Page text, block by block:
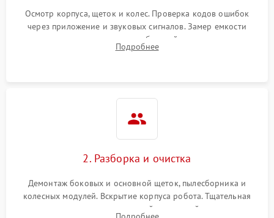
Осмотр корпуса, щеток и колес. Проверка кодов ошибок
через приложение и звуковых сигналов. Замер емкости
аккумулятора и тестирование базовой станции зарядки.
Оценка работы лидара, бампера и датчиков падения для
Подробнее
2. Разборка и очистка
Демонтаж боковых и основной щеток, пылесборника и
колесных модулей. Вскрытие корпуса робота. Тщательная
очистка внутренних полостей, шестерней и плат от